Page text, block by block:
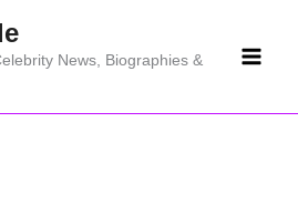
News, Biographies &